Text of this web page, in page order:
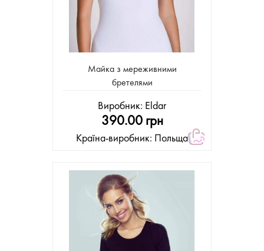
Майка з мереживними
бретелями
Виробник: Eldar
390.00 грн
Країна-виробник: Польща